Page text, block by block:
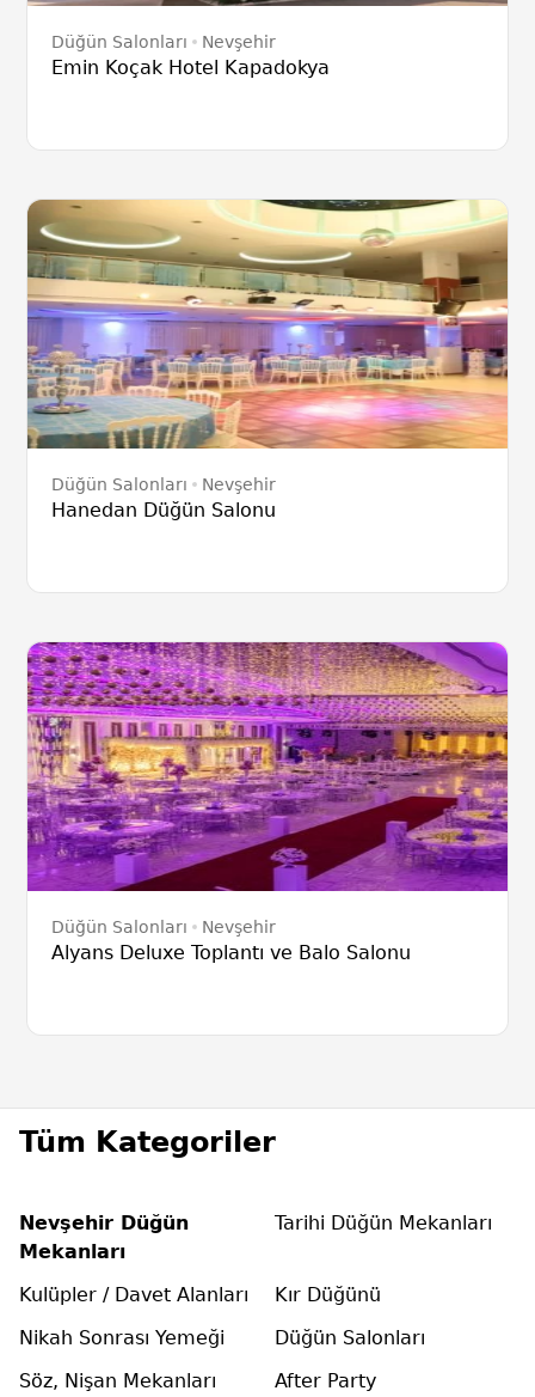
Düğün Salonları Nevşehir
Emin Koçak Hotel Kapadokya
Düğün Salonları Nevşehir
Hanedan Düğün Salonu
Düğün Salonları Nevşehir
Alyans Deluxe Toplantı ve Balo Salonu
Tüm Kategoriler
Nevşehir Düğün
Mekanları
Tarihi Düğün Mekanları
Kulüpler / Davet Alanları
Kır Düğünü
Nikah Sonrası Yemeği
Düğün Salonları
Söz, Nişan Mekanları
After Party